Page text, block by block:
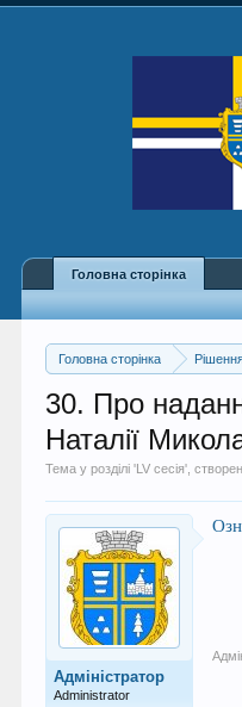
Головна сторінка
30. Про
Наталії
Тема у розділі 'LV сесія',
Адміністратор
Administrator
Головна сторінка